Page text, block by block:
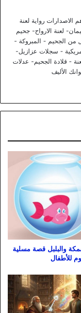
الاصدارات رواية لعنة
لعنة الارواح- جحيم
من الجحيم - المبروكة -
- سجلات عزازيل-
- قلادة الجحيم- عدلات
الأليف
والبلبل قصة مسلية
للأطفال